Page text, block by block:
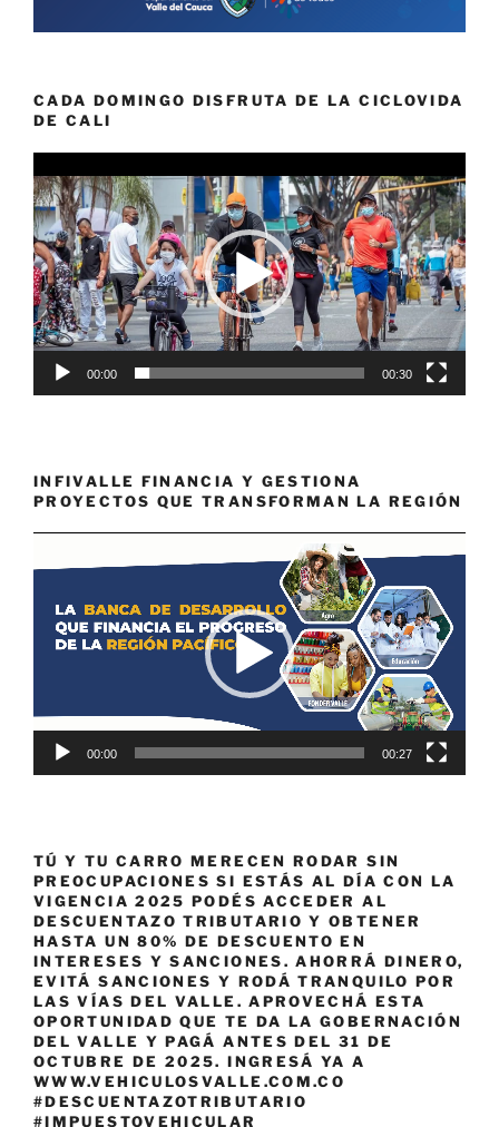
CADA DOMINGO DISFRUTA DE LA CICLOVIDA
DE CALI
de
vídeo
00:00 00:30
INFIVALLE FINANCIA Y GESTIONA
PROYECTOS QUE TRANSFORMAN LA REGIÓN
de
00:00 00:27
TÚ Y TU CARRO MERECEN RODAR SIN
PREOCUPACIONES SI ESTÁS AL DÍA CON LA
VIGENCIA 2025 PODÉS ACCEDER AL
DESCUENTAZO TRIBUTARIO Y OBTENER
HASTA UN 80% DE DESCUENTO EN
INTERESES Y SANCIONES. AHORRÁ DINERO,
EVITÁ SANCIONES Y RODÁ TRANQUILO POR
LAS VÍAS DEL VALLE. APROVECHÁ ESTA
OPORTUNIDAD QUE TE DA LA GOBERNACIÓN
DEL VALLE Y PAGÁ ANTES DEL 31 DE
OCTUBRE DE 2025. INGRESÁ YA A
WWW.VEHICULOSVALLE.COM.CO
#DESCUENTAZOTRIBUTARIO
#IMPUESTOVEHICULAR